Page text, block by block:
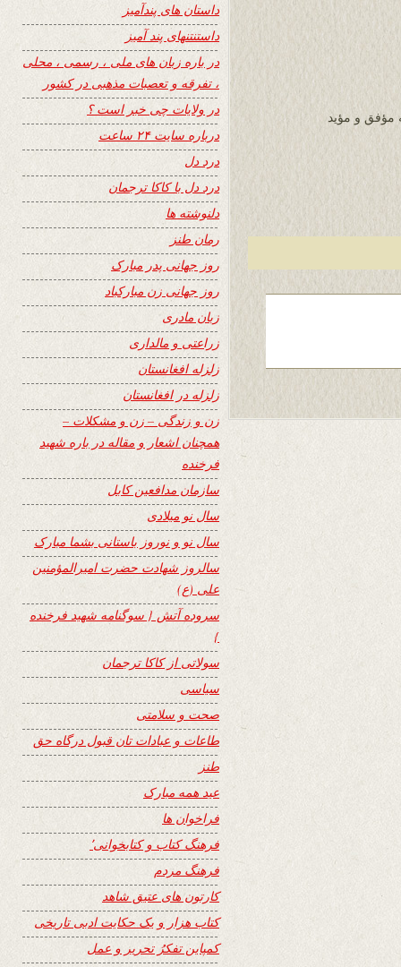
مؤفق و مؤید
داستان های پندآمیز
داستنتنهای پند آمیز
در باره زبان های ملی ، رسمی ، محلی
، تفرقه و تعصبات مذهبی در کشور
در ولایات چی خبر است ؟
درباره سایت ۲۴ ساعت
درد دل
درد دل با کاکا ترجمان
دلنوشته ها
رمان طنز
روز جهانی پدر مبارک
روز جهانی زن مبارکباد
زبان مادری
زراعتی و مالداری
زلزله افغانستان
زلزله در افغانستان
زن و زندگی – زن و مشکلات –
همچنان اشعار و مقاله در باره شهید
فرخنده
سازمان مدافعین کابل
سال نو میلادی
سال نو و نوروز باستانی بشما مبارک
سالروز شهادت حضرت امیرالمؤمنین
علی (ع)
سروده آتش { سوگنامه شهید فرخنده
}
سولاتی از کاکا ترجمان
سیاسی
صحت و سلامتی
طاعات و عبادات تان قبول درگاه حق
طنز
عید همه مبارک
فراخوان ها
فرهنگ کتاب و کتابخوانی٬
فرهنگ مردم
کارتون های عتیق شاهد
کتاب هزار و یک حکایت ادبی تاریخی
کمپاین تفکرُ تحریر و عمل